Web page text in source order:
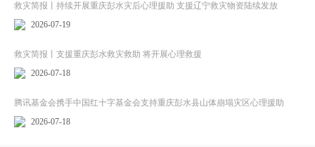
救灾简报丨持续开展重庆彭水灾后心理援助 支援辽宁救灾物资陆续发放
2026-07-19
救灾简报丨支援重庆彭水救灾救助 将开展心理救援
2026-07-18
腾讯基金会携手中国红十字基金会支持重庆彭水县山体崩塌灾区心理援助
2026-07-18